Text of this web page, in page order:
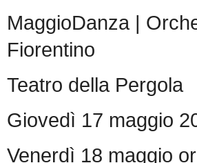
MaggioDanza |
Fiorentino
Teatro della Pergola
Giovedì 17 maggio
Venerdì 18 maggio